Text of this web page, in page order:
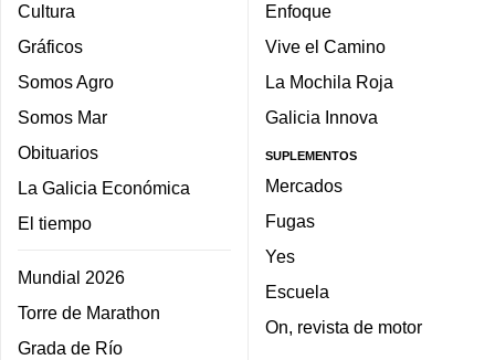
Cultura
Gráficos
Somos Agro
Somos Mar
Obituarios
La Galicia Económica
El tiempo
Mundial 2026
Torre de Marathon
Grada de Río
Enfoque
Vive el Camino
La Mochila Roja
Galicia Innova
SUPLEMENTOS
Mercados
Fugas
Yes
Escuela
On, revista de motor